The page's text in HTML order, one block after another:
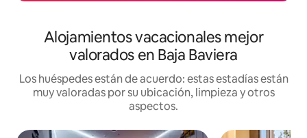
Alojamientos vacacionales mejor
valorados en Baja Baviera
Los huéspedes están de acuerdo: estas estadías están
muy valoradas por su ubicación, limpieza y otros
aspectos.